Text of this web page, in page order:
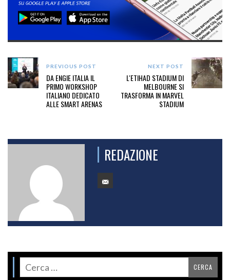
PREVIOUS POST
DA ENGIE ITALIA IL
PRIMO WORKSHOP
ITALIANO DEDICATO
ALLE SMART ARENAS
NEXT POST
L'ETIHAD STADIUM DI
MELBOURNE SI
TRASFORMA IN MARVEL
STADIUM
REDAZIONE